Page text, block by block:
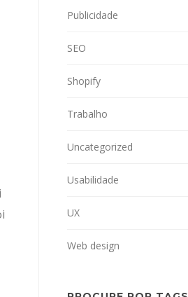
Publicidade
SEO
Shopify
Trabalho
Uncategorized
Usabilidade
UX
Web design